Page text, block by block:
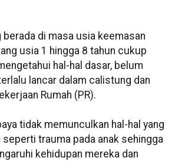
berada di masa usia keemasan
usia 1 hingga 8 tahun cukup
hal-hal dasar, belum
lancar dalam calistung dan
Rumah (PR).
tidak memunculkan hal-hal yang
trauma pada anak sehingga
kehidupan mereka dan